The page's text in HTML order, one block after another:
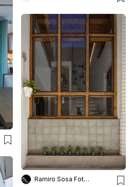
Ramiro Sosa Fotografia